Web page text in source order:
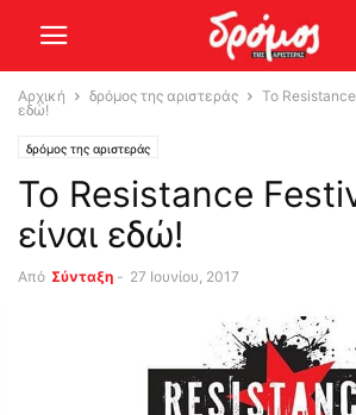
Αρχική δρόμος της αριστεράς
Το
εδώ!
δρόμος της αριστεράς
Το Resistance
είναι εδώ!
Από Σύνταξη - 27 Ιουνίου, 2017